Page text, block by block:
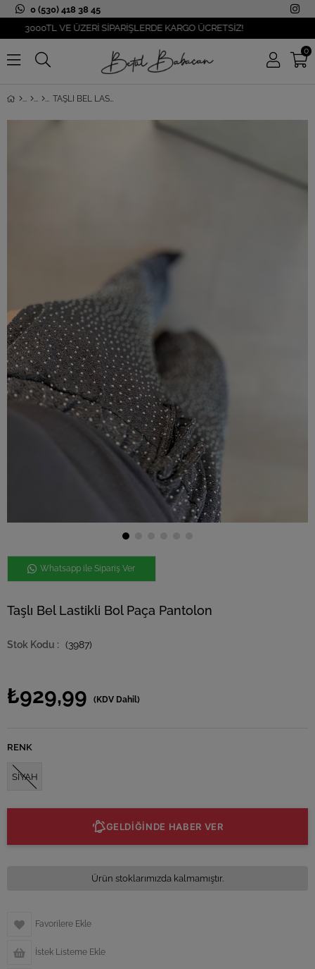
0 (530) 418 38 45
3000TL VE ÜZERİ SİPARİŞLERDE KARGO ÜCRETSİZ!
0
TAŞLI BEL LASTIKLI BOL PAÇA PANTOLON
Whatsapp ile Sipariş Ver
Taşlı Bel Lastikli Bol Paça Pantolon
(3987)
₺929,99 (KDV Dahil)
RENK
SİYAH
GELDİĞİNDE HABER VER
Ürün stoklarımızda kalmamıştır.
Favorilere Ekle
İstek Listeme Ekle